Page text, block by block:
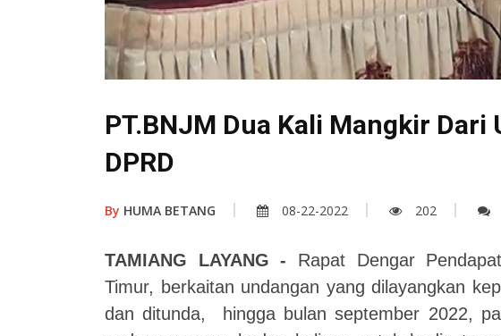
PT.BNJM Dua Kali Mangkir Dari
DPRD
By HUMA BETANG 08-22-2022 202
TAMIANG LAYANG - Rapat Dengar
Timur, berkaitan undangan yang dilayangkan
dan ditunda, hingga bulan september 2022,